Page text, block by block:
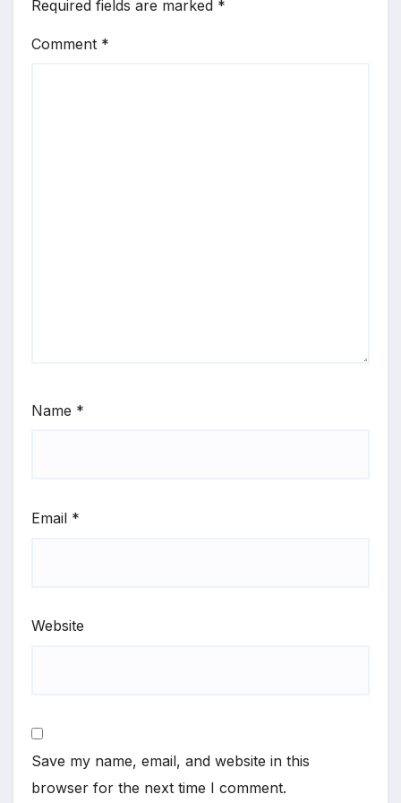
Required fields are marked *
Comment *
Name *
Email *
Website
Save my name, email, and website in this
browser for the next time I comment.